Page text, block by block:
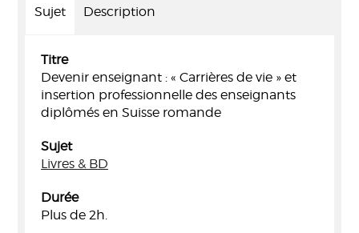
Sujet Description
Titre
Devenir enseignant : « Carrières de vie » et
insertion professionnelle des enseignants
diplômés en Suisse romande
Sujet
Livres & BD
Durée
Plus de 2h.